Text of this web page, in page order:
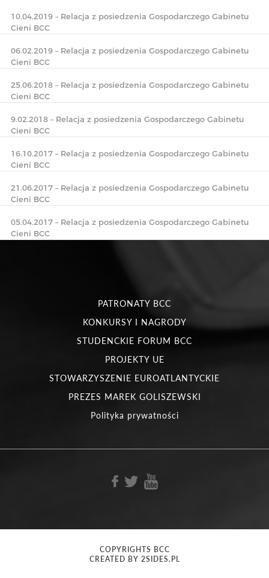
10.04.2019 – Relacja z posiedzenia Gospodarczego Gabinetu
Cieni BCC
06.02.2019 – Relacja z posiedzenia Gospodarczego Gabinetu
Cieni BCC
25.06.2018 – Relacja z posiedzenia Gospodarczego Gabinetu
Cieni BCC
9.02.2018 – Relacja z posiedzenia Gospodarczego Gabinetu
Cieni BCC
16.10.2017 – Relacja z posiedzenia Gospodarczego Gabinetu
Cieni BCC
21.06.2017 – Relacja z posiedzenia Gospodarczego Gabinetu
Cieni BCC
05.04.2017 – Relacja z posiedzenia Gospodarczego Gabinetu
Cieni BCC
PATRONATY BCC
KONKURSY I NAGRODY
STUDENCKIE FORUM BCC
PROJEKTY UE
STOWARZYSZENIE EUROATLANTYCKIE
PREZES MAREK GOLISZEWSKI
Polityka prywatności
COPYRIGHTS BCC
CREATED BY 2SIDES.PL